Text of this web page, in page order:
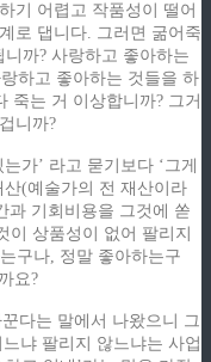
기 어렵고 작품성이 떨어
로 댑니다. 그러면 굶어죽
까? 사랑하고 좋아하는
하고 좋아하는 것들을 하
죽는 거 이상합니까? 그거
니까?
가’ 라고 묻기보다 ‘그게
산(예술가의 전 재산이라
과 기회비용을 그것에 쏟
이 상품성이 없어 팔리지
구나, 정말 좋아하는구
요?
다는 말에서 나왔으니 그
냐 팔리지 않느냐는 사업